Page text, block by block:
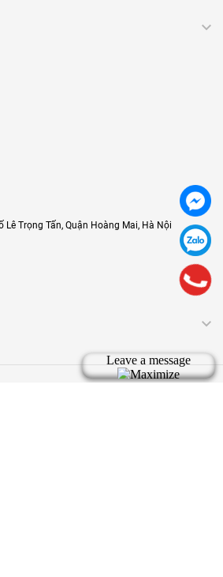
Lê Trọng Tấn, Quận Hoàng Mai, Hà Nội